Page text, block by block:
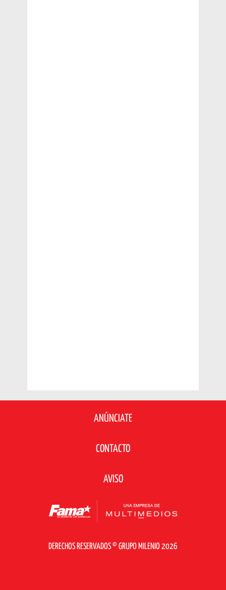
ANÚNCIATE
CONTACTO
AVISO
DERECHOS RESERVADOS © GRUPO MILENIO 2026